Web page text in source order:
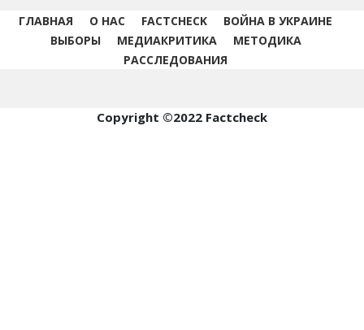
ГЛАВНАЯ О НАС FACTCHECK
ВОЙНА В УКРАИНЕ
ВЫБОРЫ
МЕДИАКРИТИКА
МЕТОДИКА
РАССЛЕДОВАНИЯ
Copyright ©2022 Factcheck